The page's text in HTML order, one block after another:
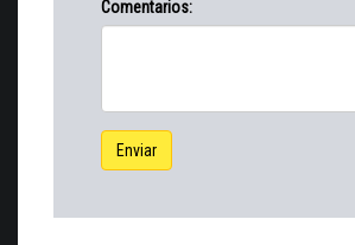
Comentarios:
Enviar